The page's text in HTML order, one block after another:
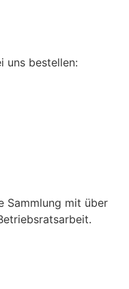
uns bestellen:
Sammlung mit über